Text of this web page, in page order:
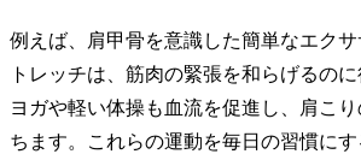
例えば、肩甲骨を意識した簡単なエク
トレッチは、筋肉の緊張を和らげるのに
ヨガや軽い体操も血流を促進し、肩こ
ちます。これらの運動を毎日の習慣に